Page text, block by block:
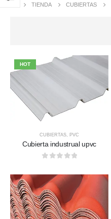
TIENDA CUBIERTAS
HOT
CUBIERTAS, PVC
Cubierta industrual upvc